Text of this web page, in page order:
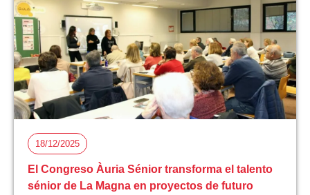
18/12/2025
El Congreso Àuria Sénior transforma el talento
sénior de La Magna en proyectos de futuro